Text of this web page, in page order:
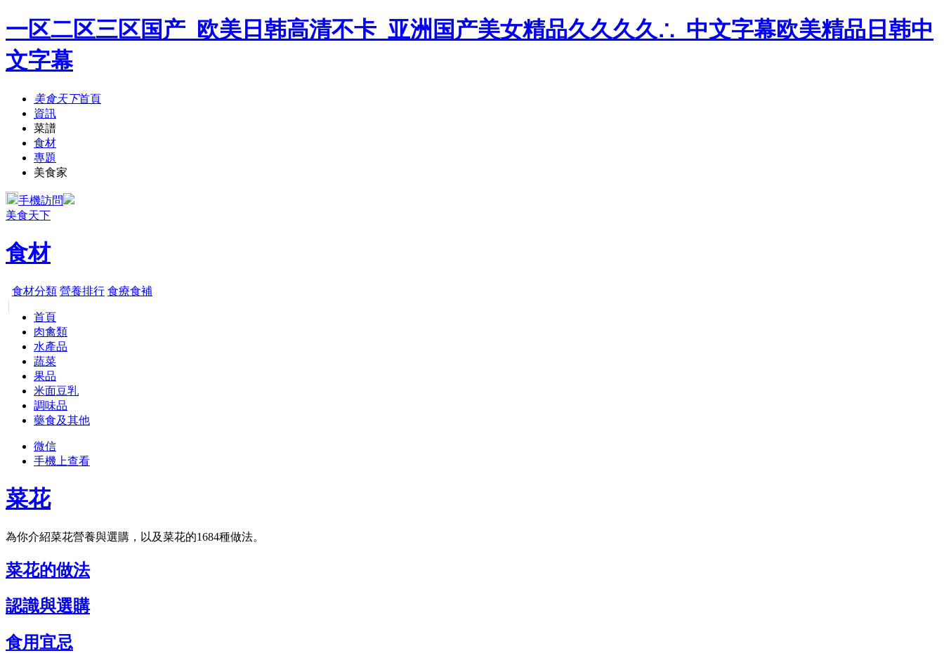
一区二区三区国产_欧美日韩高清不卡_亚洲国产美女精品久久久久∴_中文字幕欧美精品日韩中
文字幕
美食天下首頁
資訊
菜譜
食材
專題
美食家
手機訪問
美食天下
食材
食材分類 營養排行 食療食補
首頁
肉禽類
水產品
蔬菜
果品
米面豆乳
調味品
藥食及其他
微信
手機上查看
菜花
為你介紹菜花營養與選購，以及菜花的1684種做法。
菜花的做法
認識與選購
食用宜忌